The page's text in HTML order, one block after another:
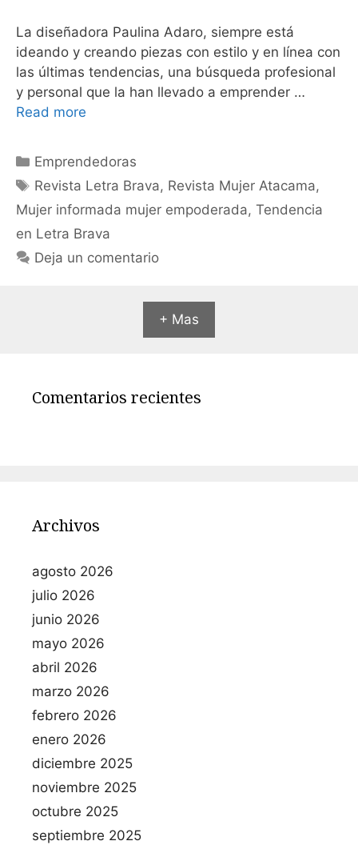
La diseñadora Paulina Adaro, siempre está
ideando y creando piezas con estilo y en línea con
las últimas tendencias, una búsqueda profesional
y personal que la han llevado a emprender …
Read more
Emprendedoras
Revista Letra Brava, Revista Mujer Atacama,
Mujer informada mujer empoderada, Tendencia
en Letra Brava
Deja un comentario
+ Mas
Comentarios recientes
Archivos
agosto 2026
julio 2026
junio 2026
mayo 2026
abril 2026
marzo 2026
febrero 2026
enero 2026
diciembre 2025
noviembre 2025
octubre 2025
septiembre 2025